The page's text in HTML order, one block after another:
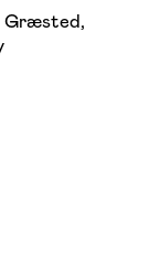
Græsted,